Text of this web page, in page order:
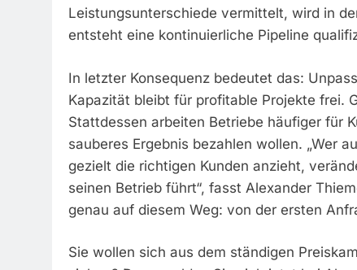
Leistungsunterschiede vermittelt, wird in
entsteht eine kontinuierliche Pipeline
In letzter Konsequenz bedeutet das:
Kapazität bleibt für profitable Projekte frei.
Stattdessen arbeiten Betriebe häufiger für
sauberes Ergebnis bezahlen wollen. „Wer
gezielt die richtigen Kunden anzieht,
seinen Betrieb führt“, fasst Alexander
genau auf diesem Weg: von der ersten
Sie wollen sich aus dem ständigen